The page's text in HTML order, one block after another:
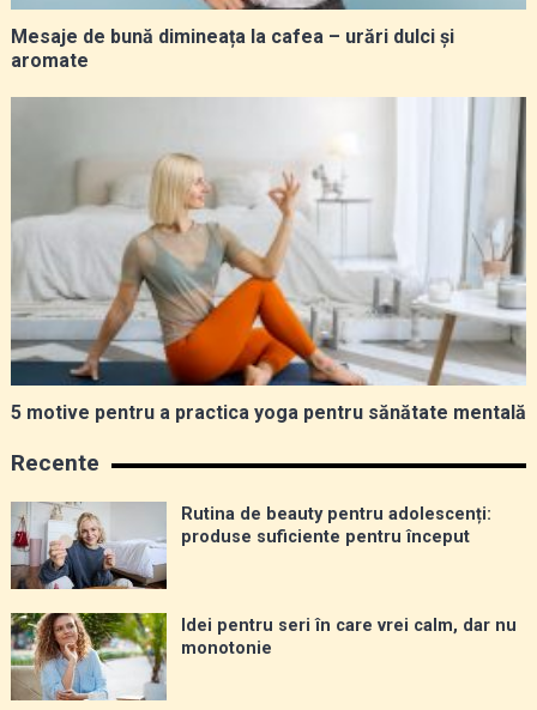
Mesaje de bună dimineața la cafea – urări dulci și
aromate
5 motive pentru a practica yoga pentru sănătate mentală
Recente
Rutina de beauty pentru adolescenți:
produse suficiente pentru început
Idei pentru seri în care vrei calm, dar nu
monotonie